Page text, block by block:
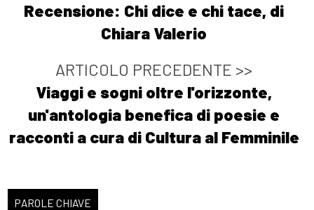
Recensione: Chi dice e chi tace, di
Chiara Valerio
ARTICOLO PRECEDENTE >>
Viaggi e sogni oltre l'orizzonte,
un'antologia benefica di poesie e
racconti a cura di Cultura al Femminile
PAROLE CHIAVE